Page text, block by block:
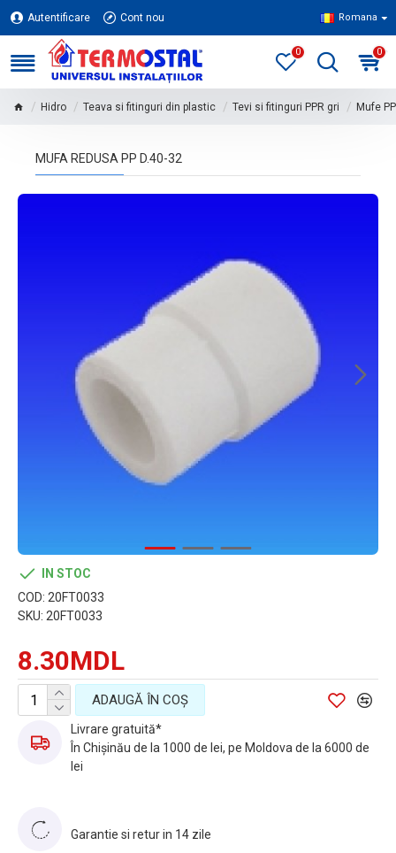
Autentificare Cont nou Romana
0 0
Hidro Teava si fitinguri din plastic Tevi si fitinguri PPR gri Mufe
MUFA REDUSA PP D.40-32
8.30MDL
IN STOC
COD: 20FT0033
SKU: 20FT0033
ADAUGĂ ÎN COŞ
Livrare gratuită*
În Chișinău de la 1000 de lei, pe Moldova de la 6000 de
lei
Garantie si retur in 14 zile